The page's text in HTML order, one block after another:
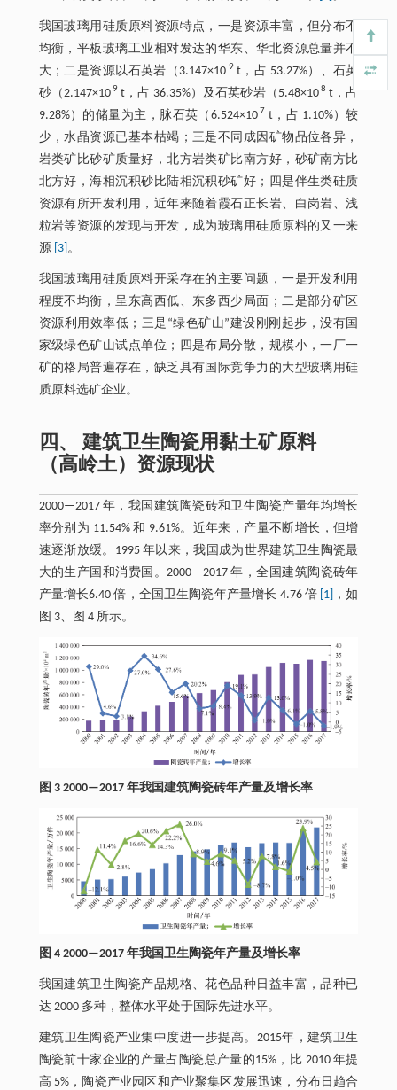
我国玻璃用硅质原料资源特点，一是资源丰富，但分布不
均衡，平板玻璃工业相对发达的华东、华北资源总量并不
大；二是资源以石英岩（3.147×10 9 t，占 53.27%）、石英
砂（2.147×109 t，占 36.35%）及石英砂岩（5.48×108 t，占
9.28%）的储量为主，脉石英（6.524×107 t，占 1.10%）较
少，水晶资源已基本枯竭；三是不同成因矿物品位各异，
岩类矿比砂矿质量好，北方岩类矿比南方好，砂矿南方比
北方好，海相沉积砂比陆相沉积砂矿好；四是伴生类硅质
资源有所开发利用，近年来随着霞石正长岩、白岗岩、浅
粒岩等资源的发现与开发，成为玻璃用硅质原料的又一来
源 [3] 。
我国玻璃用硅质原料开采存在的主要问题，一是开发利用
程度不均衡，呈东高西低、东多西少局面；二是部分矿区
资源利用效率低；三是“绿色矿山”建设刚刚起步，没有国
家级绿色矿山试点单位；四是布局分散，规模小，一厂一
矿的格局普遍存在，缺乏具有国际竞争力的大型玻璃用硅
质原料选矿企业。
四、 建筑卫生陶瓷用黏土矿原料
（高岭土）资源现状
2000—2017 年，我国建筑陶瓷砖和卫生陶瓷产量年均增长
率分别为 11.54% 和 9.61%。近年来，产量不断增长，但增
速逐渐放缓。1995 年以来，我国成为世界建筑卫生陶瓷最
大的生产国和消费国。2000—2017 年，全国建筑陶瓷砖年
产量增长6.40 倍，全国卫生陶瓷年产量增长 4.76 倍 [1]
，如
图 3、图 4 所示。
图 3 2000—2017 年我国建筑陶瓷砖年产量及增长率
图 4 2000—2017 年我国卫生陶瓷年产量及增长率
我国建筑卫生陶瓷产品规格、花色品种日益丰富，品种已
达 2000 多种，整体水平处于国际先进水平。
建筑卫生陶瓷产业集中度进一步提高。2015年，建筑卫生
陶瓷前十家企业的产量占陶瓷总产量的15%，比 2010 年提
高 5%，陶瓷产业园区和产业聚集区发展迅速，分布日趋合